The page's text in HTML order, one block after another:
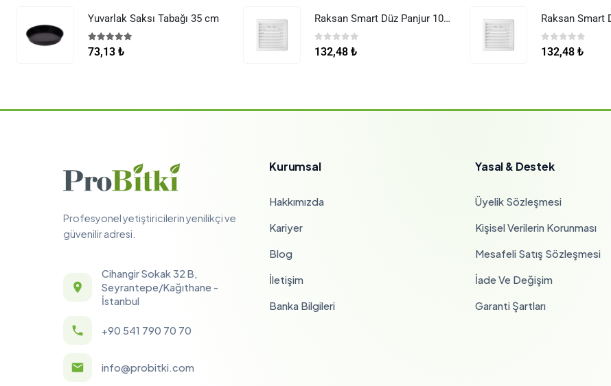
Yuvarlak Saksı Tabağı 35 cm
5.00 5 üzerinden
73,13 ₺
Raksan Smart Düz Panjur 100 mm Sinek Telli
0 5 üzerinden
132,48 ₺ 0 5 üzerinden
132,48 ₺
Profesyonel yetiştiricilerin yenilikçi ve
güvenilir adresi.
Cihangir Sokak 32 B,
Seyrantepe/Kağıthane -
İstanbul
+90 541 790 70 70
info@probitki.com
Kurumsal
Hakkımızda
Kariyer
Blog
İletişim
Banka Bilgileri
Yasal & Destek
Üyelik Sözleşmesi
Kişisel Verilerin Korunması
Mesafeli Satış Sözleşmesi
İade Ve Değişim
Garanti Şartları